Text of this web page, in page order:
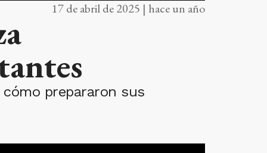
17 de abril de 2025 | hace un año
prepararon sus